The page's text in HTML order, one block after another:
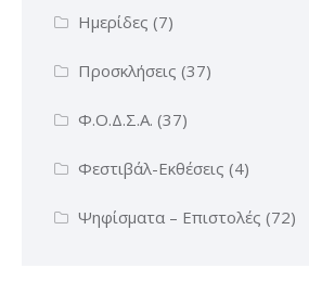
Ημερίδες (7)
Προσκλήσεις (37)
Φ.Ο.Δ.Σ.Α. (37)
Φεστιβάλ-Εκθέσεις (4)
Ψηφίσματα – Επιστολές (72)